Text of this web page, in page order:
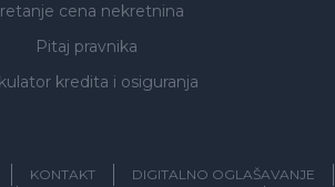
cena nekretnina
Pitaj pravnika
kredita i osiguranja
KONTAKT
DIGITALNO OGLAŠAVANJE